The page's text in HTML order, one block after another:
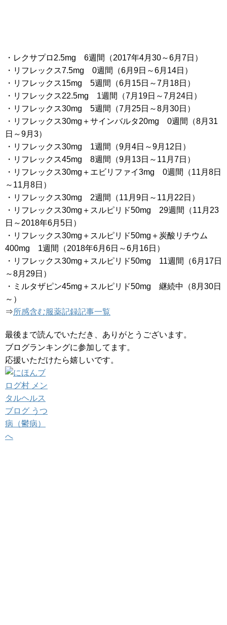
・レクサプロ2.5mg 6週間（2017年4月30～6月7日）
・リフレックス7.5mg 0週間（6月9日～6月14日）
・リフレックス15mg 5週間（6月15日～7月18日）
・リフレックス22.5mg 1週間（7月19日～7月24日）
・リフレックス30mg 5週間（7月25日～8月30日）
・リフレックス30mg＋サインバルタ20mg 0週間（8月31
日～9月3）
・リフレックス30mg 1週間（9月4日～9月12日）
・リフレックス45mg 8週間（9月13日～11月7日）
・リフレックス30mg＋エビリファイ3mg 0週間（11月8日
～11月8日）
・リフレックス30mg 2週間（11月9日～11月22日）
・リフレックス30mg＋スルピリド50mg 29週間（11月23
日～2018年6月5日）
・リフレックス30mg＋スルピリド50mg＋炭酸リチウム
400mg 1週間（2018年6月6日～6月16日）
・リフレックス30mg＋スルピリド50mg 11週間（6月17日
～8月29日）
・ミルタザピン45mg＋スルピリド50mg 継続中（8月30日
～）
⇒所感含む服薬記録記事一覧
最後まで読んでいただき、ありがとうございます。
ブログランキングに参加してます。
応援いただけたら嬉しいです。